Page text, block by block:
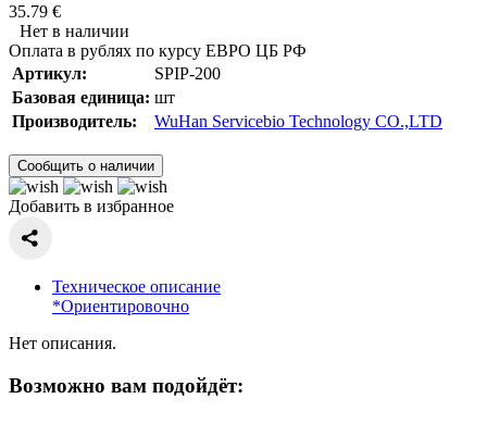
35.79 €
Нет в наличии
Оплата в рублях по курсу ЕВРО ЦБ РФ
Артикул:
SPIP-200
Базовая единица: шт
Производитель:
WuHan Servicebio Technology CO.,LTD
Сообщить о наличии
Добавить в избранное
Техническое описание
*Ориентировочно
Нет описания.
Возможно вам подойдёт: